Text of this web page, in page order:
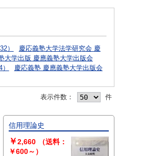
）
慶応義塾大学法学研究会 慶
大学出版 慶應義塾大学出版会
慶応義塾 慶應義塾大学出版会
表示件数： 件
信用理論史
￥2,660
（送料：
￥600～）